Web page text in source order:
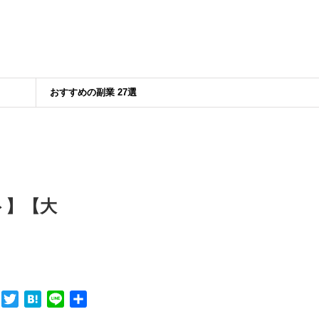
おすすめの副業 27選
】【大
H